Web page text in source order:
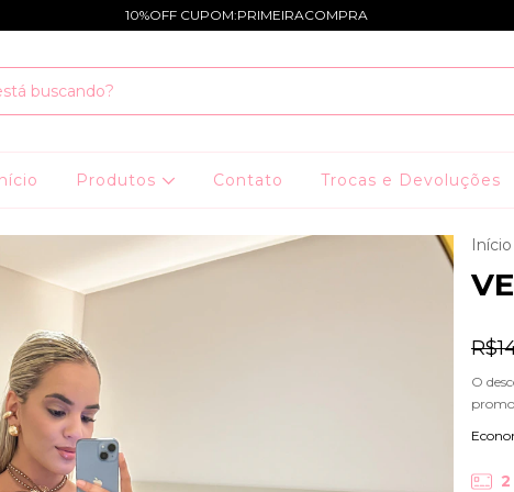
10%OFF CUPOM:PRIMEIRACOMPRA
Produtos Contato Trocas e Devoluções
Início
O
2